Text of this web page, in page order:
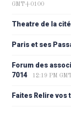
GMT+0100
Theatre de la
Paris et ses
Forum des
7014
12:19 PM
Faites Relire vos